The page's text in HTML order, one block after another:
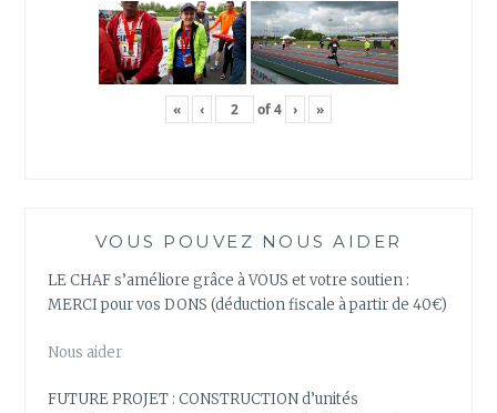
« ‹ of4 › »
VOUS POUVEZ NOUS AIDER
LE CHAF s’améliore grâce à VOUS et votre soutien :
MERCI pour vos DONS (déduction fiscale à partir de 40€)
Nous aider
FUTURE PROJET : CONSTRUCTION d’unités